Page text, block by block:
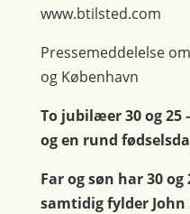
www.btilsted.com
Pressemeddelelse
og København
To jubilæer 30 og 25
og en rund
Far og søn har 30
samtidig fylder John